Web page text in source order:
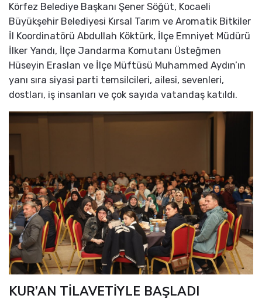
Körfez Belediye Başkanı Şener Söğüt, Kocaeli
Büyükşehir Belediyesi Kırsal Tarım ve Aromatik Bitkiler
İl Koordinatörü Abdullah Köktürk, İlçe Emniyet Müdürü
İlker Yandı, İlçe Jandarma Komutanı Üsteğmen
Hüseyin Eraslan ve İlçe Müftüsü Muhammed Aydın’ın
yanı sıra siyasi parti temsilcileri, ailesi, sevenleri,
dostları, iş insanları ve çok sayıda vatandaş katıldı.
KUR’AN TİLAVETİYLE BAŞLADI